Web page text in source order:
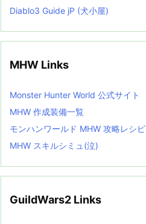
Diablo3 Guide jP (犬小屋)
MHW Links
Monster Hunter World 公式サイト
MHW 作成装備一覧
モンハンワールド MHW 攻略レシピ
MHW スキルシミュ(泣)
GuildWars2 Links